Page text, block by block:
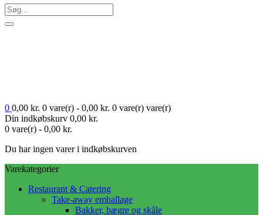
0 0,00 kr. 0 vare(r) - 0,00 kr. 0 vare(r) vare(r)
Din indkøbskurv 0,00 kr.
0 vare(r) - 0,00 kr.
Du har ingen varer i indkøbskurven
Varekategorier
Restaurant & Catering
Take-away emballage
Bakker, bægre og skåle